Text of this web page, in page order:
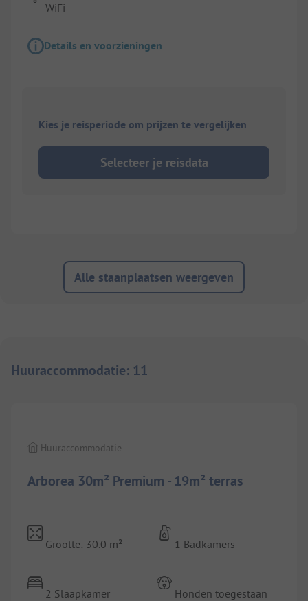
WiFi
Details en voorzieningen
Kies je reisperiode om prijzen te vergelijken
Selecteer je reisdata
Alle staanplaatsen weergeven
Huuraccommodatie: 11
Arborea 30m² Premium - 19m² terras
Huuraccommodatie
Grootte: 30.0 m²
2 Slaapkamer
1 Badkamers
Honden toegestaan